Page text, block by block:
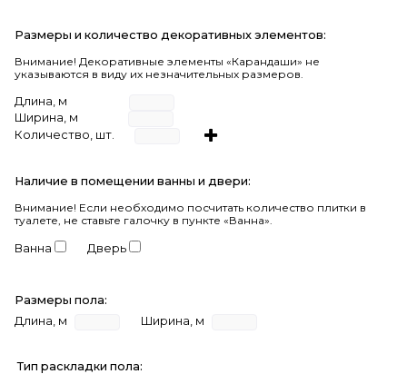
Размеры и количество декоративных элементов:
Внимание! Декоративные элементы «Карандаши» не
указываются в виду их незначительных размеров.
Длина, м
Ширина, м
Количество, шт.
Наличие в помещении ванны и двери:
Внимание! Если необходимо посчитать количество плитки в
туалете, не ставьте галочку в пункте «Ванна».
Ванна Дверь
Размеры пола:
Длина, м
Ширина, м
Тип раскладки пола: